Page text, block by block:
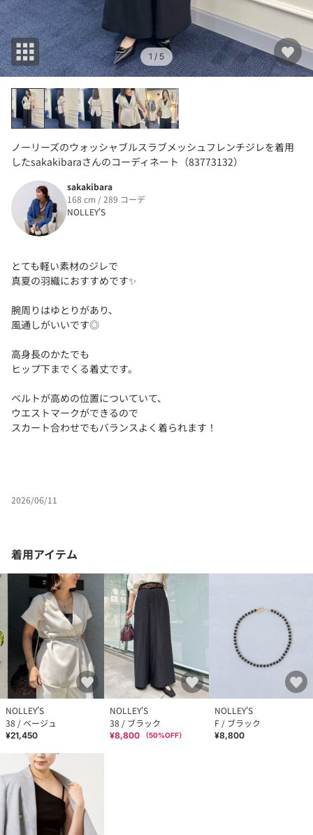
1 / 5
ノーリーズのウォッシャブルスラブメッシュフレンチジレを着用
したsakakibaraさんのコーディネート（83773132）
sakakibara
168 cm / 289 コーデ
NOLLEY'S
とても軽い素材のジレで
真夏の羽織におすすめです✨
腕周りはゆとりがあり、
風通しがいいです◎
高身長のかたでも
ヒップ下までくる着丈です。
ベルトが高めの位置についていて、
ウエストマークができるので
スカート合わせでもバランスよく着られます！
2026/06/11
着用アイテム
NOLLEY'S
38 / ベージュ
¥21,450
NOLLEY'S
38 / ブラック
¥8,800 （50%OFF）
NOLLEY'S
F / ブラック
¥8,800